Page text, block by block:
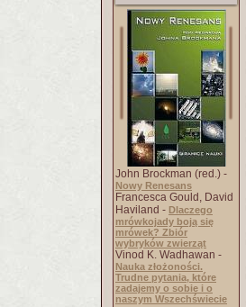
John Brockman (red.) -
Nowy Renesans
Francesca Gould, David
Haviland - Dlaczego
mrówkojady boją się
mrówek? Zbiór
wybryków zwierząt
Vinod K. Wadhawan -
Nauka złożoności.
Trudne pytania, które
zadajemy o sobie i o
naszym Wszechświecie